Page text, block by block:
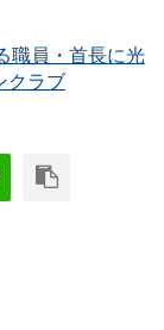
職員・首長に光
クラブ